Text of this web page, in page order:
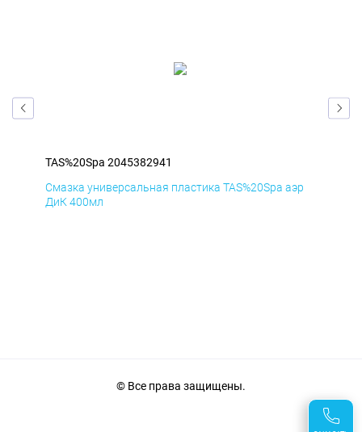
TAS%20Spa 2045382941
Смазка универсальная пластика TAS%20Spa аэр
ДиК 400мл
© Все права защищены.